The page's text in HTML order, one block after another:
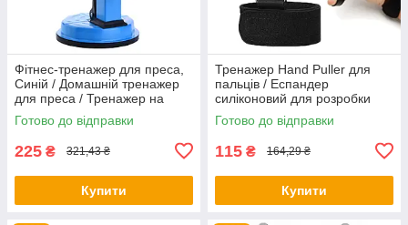
Фітнес-тренажер для преса,
Синій / Домашній тренажер
для преса / Тренажер на
присосках
Готово до відправки
225 ₴ 321,43 ₴
Купити
Тренажер Hand Puller для
пальців / Еспандер
силіконовий для розробки
пальців руки
Готово до відправки
115 ₴ 164,29 ₴
Купити